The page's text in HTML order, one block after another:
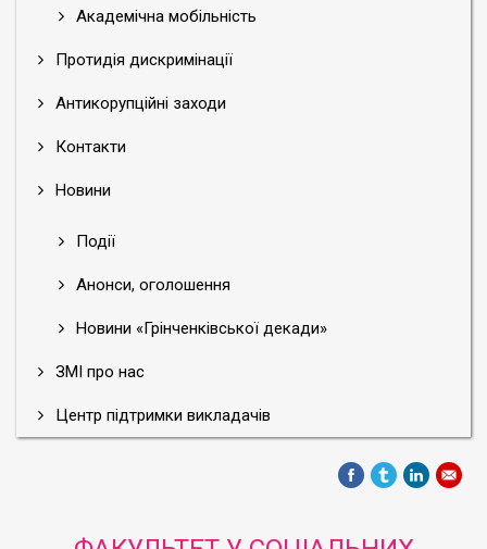
Академічна мобільність
Протидія дискримінації
Антикорупційні заходи
Контакти
Новини
Події
Анонси, оголошення
Новини «Грінченківської декади»
ЗМІ про нас
Центр підтримки викладачів